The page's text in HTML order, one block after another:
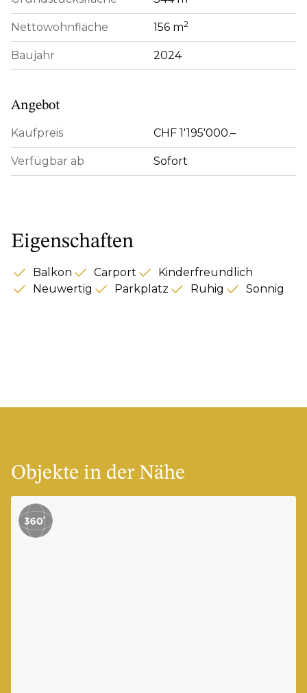
Nettowohnfläche 156 m2
Baujahr 2024
Angebot
Kaufpreis CHF 1'195'000.–
Verfügbar ab Sofort
Eigenschaften
Balkon Carport
Kinderfreundlich
Neuwertig
Parkplatz Ruhig Sonnig
Objekte in der Nähe